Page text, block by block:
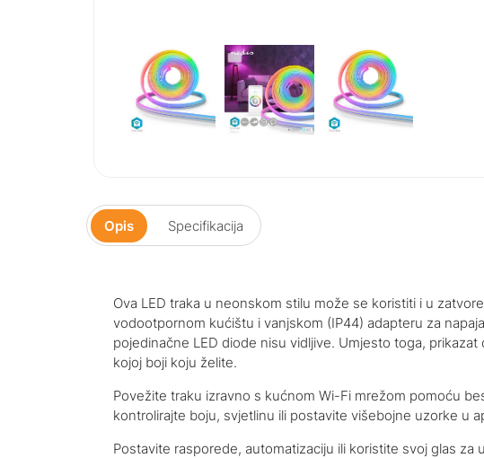
Opis Specifikacija
Ova LED traka u neonskom stilu može se koristiti i u
vodootpornom kućištu i vanjskom (IP44) adapteru za
pojedinačne LED diode nisu vidljive. Umjesto toga,
kojoj boji koju želite.
Povežite traku izravno s kućnom Wi-Fi mrežom pomoću
kontrolirajte boju, svjetlinu ili postavite višebojne uzorke u
Postavite rasporede, automatizaciju ili koristite svoj glas za